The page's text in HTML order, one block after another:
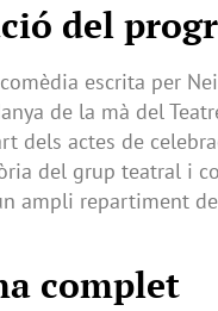
del
escrita per
de la mà del
dels actes de
del grup teatral i
ampli repartiment
complet